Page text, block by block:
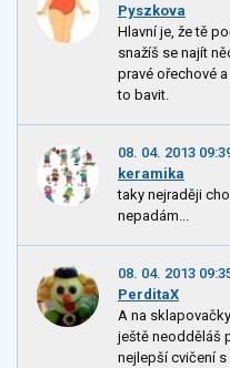
Pyszkova
Hlavní je, že tě
snažíš se najít
pravé ořechové
to bavit.
08. 04. 2013
keramika
taky nejraději
nepadám...
08. 04. 2013
PerditaX
A na
ještě neodděláš
nejlepší cvičení s